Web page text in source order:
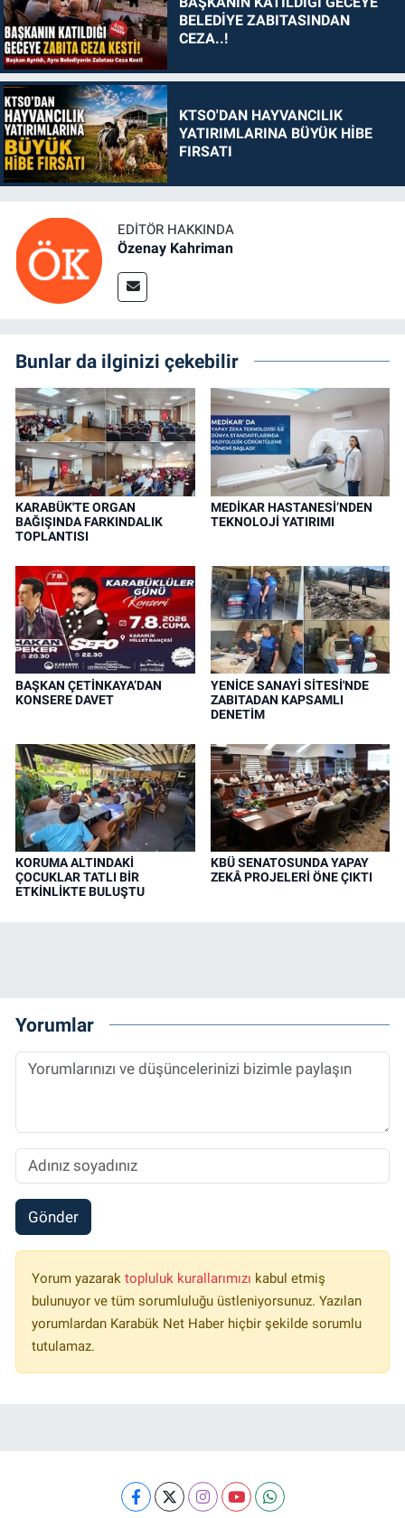
BELEDİYE ZABITASINDAN
CEZA..!
KTSO'DAN HAYVANCILIK
YATIRIMLARINA BÜYÜK HİBE
FIRSATI
EDITÖR HAKKINDA
Özenay Kahriman
Bunlar da ilginizi çekebilir
KARABÜK'TE ORGAN
BAĞIŞINDA FARKINDALIK
TOPLANTISI
MEDİKAR HASTANESİ’NDEN
TEKNOLOJİ YATIRIMI
BAŞKAN ÇETİNKAYA’DAN
KONSERE DAVET
YENİCE SANAYİ SİTESİ'NDE
ZABITADAN KAPSAMLI
DENETİM
KORUMA ALTINDAKİ
ÇOCUKLAR TATLI BİR
ETKİNLİKTE BULUŞTU
KBÜ SENATOSUNDA YAPAY
ZEKÂ PROJELERİ ÖNE ÇIKTI
Yorumlar
Gönder
Yorum yazarak topluluk kurallarımızı kabul etmiş
bulunuyor ve tüm sorumluluğu üstleniyorsunuz. Yazılan
yorumlardan Karabük Net Haber hiçbir şekilde sorumlu
tutulamaz.